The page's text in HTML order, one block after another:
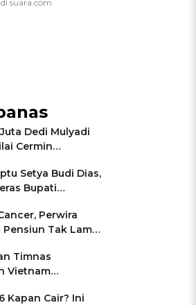
Dedi Mulyadi
Cermin
Keamanan
Setya Budi Dias,
Bupati
Perwira
Tak Lama
Timnas
Vietnam
di Pakansari
Kapan Cair? Ini